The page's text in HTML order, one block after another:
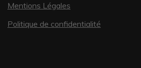
Mentions Légales
Politique de confidentialité